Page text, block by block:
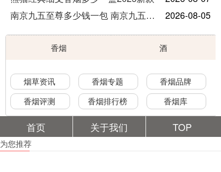
南京九五至尊多少钱一包 南京九五至尊价格及图片
2026-08-05
香烟 酒
烟草资讯 香烟专题
香烟品牌
香烟评测
香烟排行榜 香烟库
首页 关于我们 TOP
为您推荐